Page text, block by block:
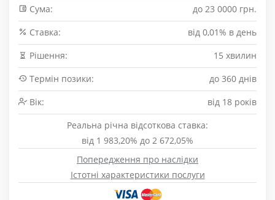
Сума:
до 23 0000 грн.
Cтавка:
від 0,01% в день
Рішення:
15 хвилин
Термін позики:
до 360 днів
Вік:
від 18 років
Реальна річна відсоткова ставка:
від 1 983,20% до 2 672,05%
Попередження про наслідки
Істотні характеристики послуги